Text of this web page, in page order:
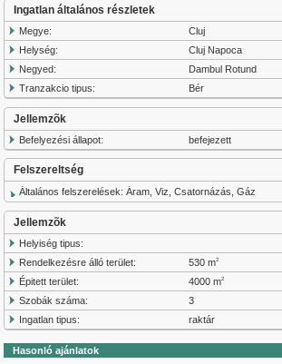
Ingatlan általános részletek
Megye:
Cluj
Helység:
Cluj Napoca
Negyed:
Dambul Rotund
Tranzakcio tipus:
Bér
Jellemzõk
Befelyezési állapot: befejezett
Felszereltség
Általános felszerelések: Áram, Viz, Csatornázás, Gáz
Jellemzõk
Helyiség tipus:
Rendelkezésre álló terület:
530 m2
Épitett terület: 4000 m2
Szobák száma:
3
Ingatlan tipus:
raktár
Hasonló ajánlatok